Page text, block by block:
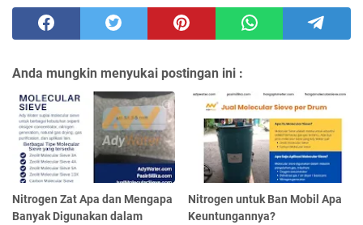
Anda mungkin menyukai postingan ini :
Nitrogen Zat Apa dan Mengapa
Banyak Digunakan dalam
Nitrogen untuk Ban Mobil Apa
Keuntungannya?